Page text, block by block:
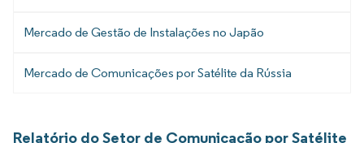
Mercado de Gestão de Instalações no Japão
Mercado de Comunicações por Satélite da Rússia
Relatório do Setor de Comunicação por Satélite